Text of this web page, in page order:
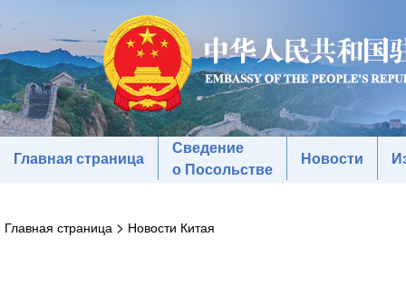
Главная страница
Сведение
о Посольстве
Новости
Главная страница > Новости Китая